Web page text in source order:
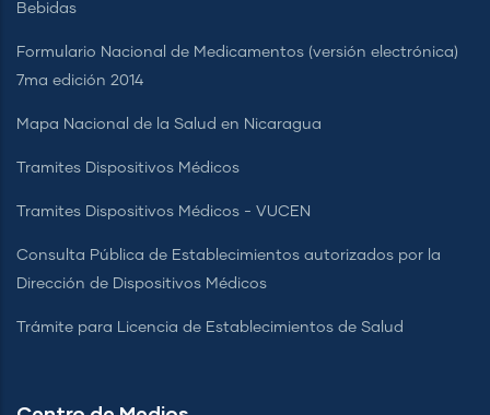
Bebidas
Formulario Nacional de Medicamentos (versión electrónica)
7ma edición 2014
Mapa Nacional de la Salud en Nicaragua
Tramites Dispositivos Médicos
Tramites Dispositivos Médicos - VUCEN
Consulta Pública de Establecimientos autorizados por la
Dirección de Dispositivos Médicos
Trámite para Licencia de Establecimientos de Salud